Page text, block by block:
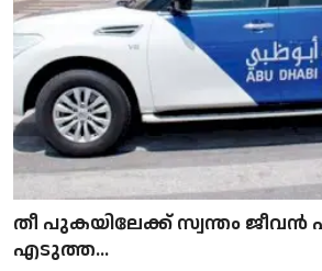
​​​​​​​തീ പുകയിലേക്ക് സ്വന്തം ജീവന്‍
എടുത്ത...